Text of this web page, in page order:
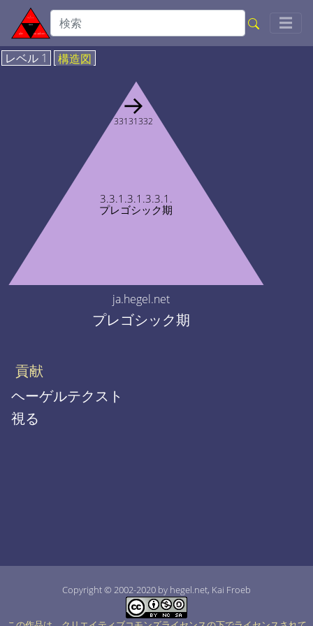
☰
レベル 1 構造図
3.3.1.3.1.3.3.1.
プレゴシック期
→
33131332
ja.hegel.net
プレゴシック期
貢献
ヘーゲルテクスト
視る
Copyright © 2002-2020 by hegel.net, Kai Froeb